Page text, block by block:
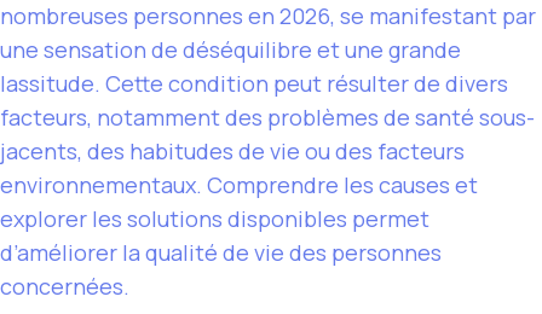
nombreuses personnes en 2026, se manifestant par
une sensation de déséquilibre et une grande
lassitude. Cette condition peut résulter de divers
facteurs, notamment des problèmes de santé sous-
jacents, des habitudes de vie ou des facteurs
environnementaux. Comprendre les causes et
explorer les solutions disponibles permet
d’améliorer la qualité de vie des personnes
concernées.